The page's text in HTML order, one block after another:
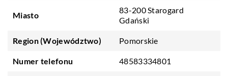
Miasto
83-200 Starogard
Gdański
Region (Województwo) Pomorskie
Numer telefonu 48583334801